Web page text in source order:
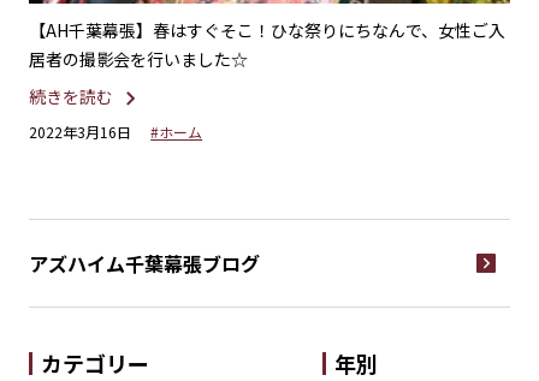
【AH千葉幕張】春はすぐそこ！ひな祭りにちなんで、女性ご入
居者の撮影会を行いました☆
続きを読む
2022年3月16日 #ホーム
アズハイム千葉幕張ブログ
カテゴリー 年別